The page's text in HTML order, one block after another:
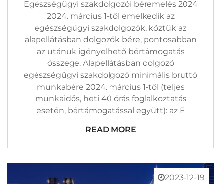
Egészségügyi szakdolgozói béremelés 2024
2024. március 1-től emelkedik az
egészségügyi szakdolgozók, köztük az
alapellátásban dolgozók bére, pontosabban
az utánuk igényelhető bértámogatás
összege. Alapellátásban dolgozó
egészségügyi szakdolgozó minimális bruttó
munkabére 2024. március 1-től (teljes
munkaidős, heti 40 órás foglalkoztatás
esetén, bértámogatással együtt): az E
READ MORE
2023-12-19